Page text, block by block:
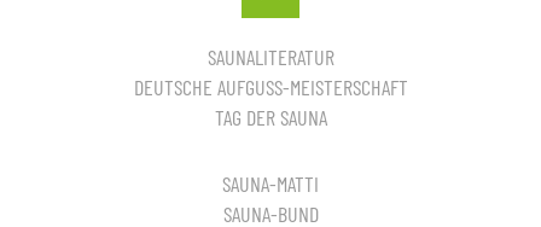
SAUNALITERATUR
DEUTSCHE AUFGUSS-MEISTERSCHAFT
TAG DER SAUNA
SAUNA-MATTI
SAUNA-BUND